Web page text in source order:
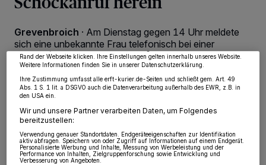
Grevenbroich · Am Dienstag gegen 14 Uhr meldete
sich eine unbekannte Frau telefonisch bei einer
Grevenbroicher Seniorin und gab sich als ihre Tochter
aus. Weinend schilderte sie, sie habe einen Unfall
verursacht, bei dem eine Schwangere nun ihr Kind
verloren habe. Jetzt befinde sie sich bei der Polizei in
14.07.2021 , 15:04 Uhr Eine Minute Lesezeit
von OK aktivieren Sie Tracking-Technologien für die unter „Wir und unsere
möglicherweise nicht mehr so relevant für Sie. Sie können dieses Menü jederzeit
wieder aufrufen, um Ihre Einstellungen zu ändern oder Ihre Einwilligung zu
widerrufen, indem Sie auf den Link Einstellungen oder Ablehnen am unteren
Rand der Webseite klicken. Ihre Einstellungen gelten innerhalb unseres Website.
Weitere Informationen finden Sie in unserer Datenschutzerklärung.
Ihre Zustimmung umfasst alle erft-kurier.de-Seiten und schließt gem. Art. 49
Abs. 1 S. 1 lit. a DSGVO auch die Datenverarbeitung außerhalb des EWR, z.B. in
den USA ein.
Wir und unsere Partner verarbeiten Daten, um Folgendes
bereitzustellen:
Verwendung genauer Standortdaten. Endgeräteeigenschaften zur Identifikation
aktiv abfragen. Speichern von oder Zugriff auf Informationen auf einem Endgerät.
Personalisierte Werbung und Inhalte, Messung von Werbeleistung und der
Performance von Inhalten, Zielgruppenforschung sowie Entwicklung und
Verbesserung von Angeboten.